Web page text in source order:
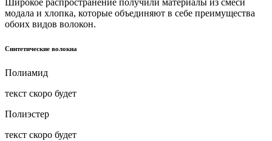
Широкое распространение получили материалы из смеси
модала и хлопка, которые объединяют в себе преимущества
обоих видов волокон.
Синтетические волокна
Полиамид
текст скоро будет
Полиэстер
текст скоро будет